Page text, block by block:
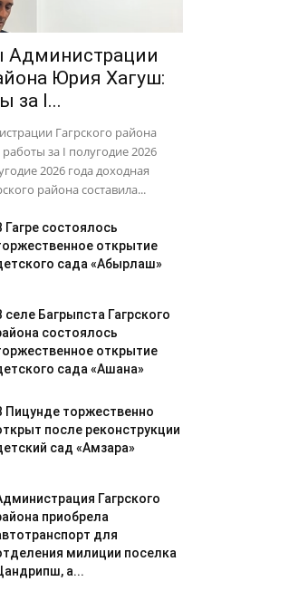
Администрации
Юрия Хагуш:
за I...
Гагрского района
за I полугодие 2026
2026 года доходная
района составила...
Гагре состоялось
открытие
сада «Абырлаш»
селе Багрыпста Гагрского
состоялось
открытие
сада «Ашана»
Пицунде торжественно
после реконструкции
сад «Амзара»
Гагрского
приобрела
для
милиции поселка
а...